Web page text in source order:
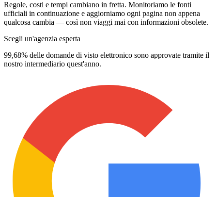
Regole, costi e tempi cambiano in fretta. Monitoriamo le fonti
ufficiali in continuazione e aggiorniamo ogni pagina non appena
qualcosa cambia — così non viaggi mai con informazioni obsolete.
Scegli un'agenzia esperta
99,68% delle domande di visto elettronico sono approvate tramite il
nostro intermediario quest'anno.